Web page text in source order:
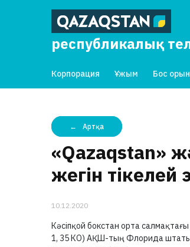
республикалық
Корпорация Ұжым Бос
Артқа
«Qazaqstan»
жегін тікелей
10.12.2020
Кәсіпқой бокстан орта
1, 35 КО) АҚШ-тың Флорида